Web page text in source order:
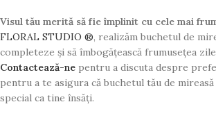
Visul tău merită să fie împlinit cu cele mai
FLORAL STUDIO ®, realizăm buchetul de
completeze și să îmbogățească frumusețea
Contactează-ne pentru a discuta despre
pentru a te asigura că buchetul tău de
special ca tine însăți.